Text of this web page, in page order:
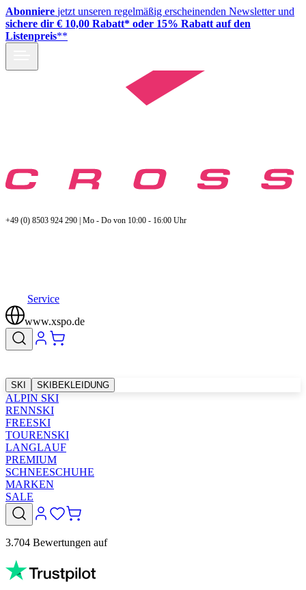
Abonniere jetzt unseren regelmäßig erscheinenden Newsletter und
sichere dir € 10,00 Rabatt* oder 15% Rabatt auf den
Listenpreis**
+49 (0) 8503 924 290 | Mo - Do von 10:00 - 16:00 Uhr
Service
www.xspo.de
SKI SKIBEKLEIDUNG
ALPIN SKI
RENNSKI
FREESKI
TOURENSKI
LANGLAUF
PREMIUM
SCHNEESCHUHE
MARKEN
SALE
3.704 Bewertungen auf